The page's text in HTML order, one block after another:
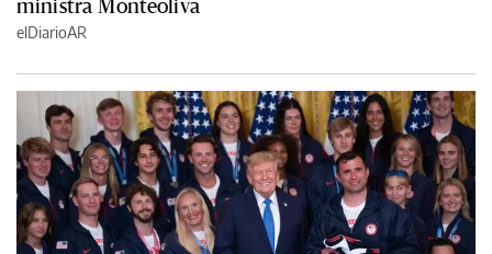
ministra Monteoliva
elDiarioAR